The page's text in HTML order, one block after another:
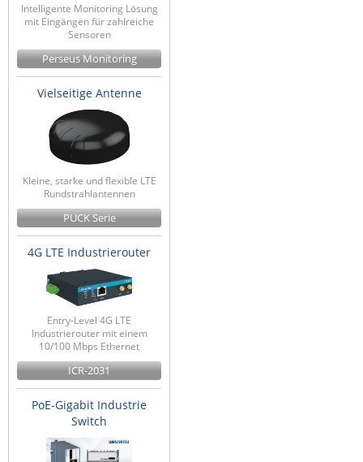
TEKTELIC
Teltonika
Unwired Networks
Vision
WATTECO
Westermo
ZPE Systems
News zu unseren Herstellern
Intelligente Monitoring Lösung
mit Eingängen für zahlreiche
Sensoren
Perseus Monitoring
Vielseitige Antenne
Kleine, starke und flexible LTE
Rundstrahlantennen
PUCK Serie
4G LTE Industrierouter
Entry-Level 4G LTE
Industrierouter mit einem
10/100 Mbps Ethernet
ICR-2031
PoE-Gigabit Industrie
Switch